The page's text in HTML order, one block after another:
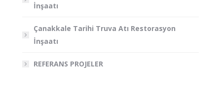
İnşaatı
Çanakkale Tarihi Truva Atı Restorasyon
İnşaatı
REFERANS PROJELER